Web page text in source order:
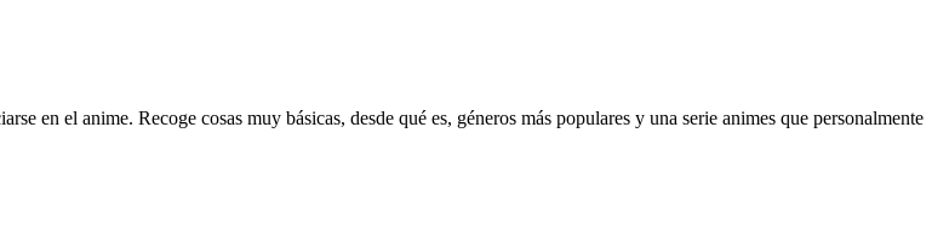
en el anime. Recoge cosas muy básicas, desde qué es, géneros más populares y una serie animes que personalmente